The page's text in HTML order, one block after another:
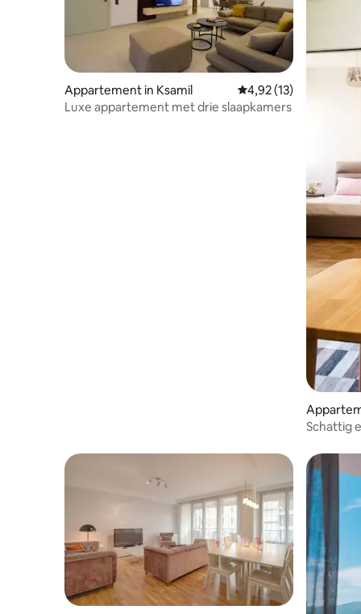
Appartement in Ksamil Gemiddelde
4,92 (13)
Luxe appartement met drie slaapkamers
Schattig